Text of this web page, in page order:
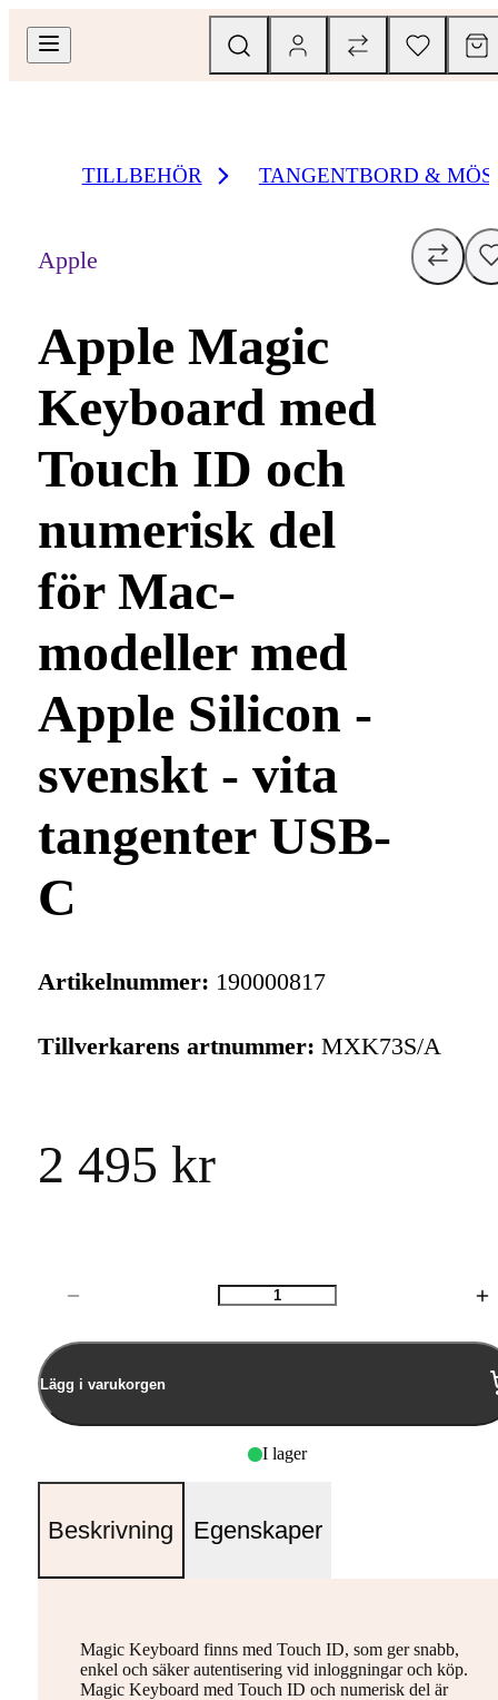
TILLBEHÖR TANGENTBORD &
Apple
Apple Magic
Keyboard med
Touch ID och
numerisk del
för Mac-
modeller med
Apple Silicon -
svenskt - vita
tangenter USB-
C
Artikelnummer: 190000817
Tillverkarens artnummer: MXK73S/A
2 495 kr
Antal
Lägg i varukorgen
I lager
Beskrivning Egenskaper
Magic Keyboard finns med Touch ID, som ger snabb,
enkel och säker autentisering vid inloggningar och köp.
Magic Keyboard med Touch ID och numerisk del är